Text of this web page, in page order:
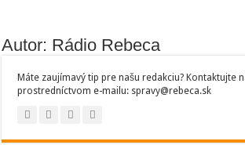
Autor: Rádio Rebeca
Máte zaujímavý tip pre našu redakciu? Kontaktujte
prostredníctvom e-mailu: spravy@rebeca.sk